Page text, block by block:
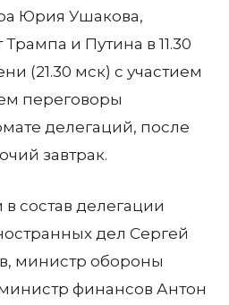
Юрия Ушакова,
Трампа и Путина в 11.30
(21.30 мск) с участием
переговоры
делегаций, после
завтрак.
состав делегации
дел Сергей
министр обороны
финансов Антон